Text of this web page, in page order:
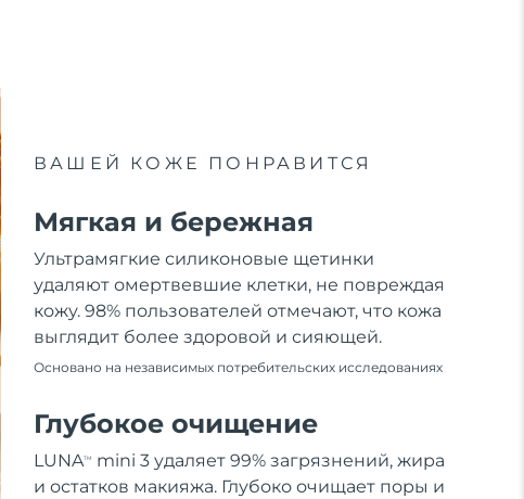
ВАШЕЙ КОЖЕ ПОНРАВИТСЯ
Мягкая и бережная
Ультрамягкие силиконовые щетинки
удаляют омертвевшие клетки, не повреждая
кожу. 98% пользователей отмечают, что кожа
выглядит более здоровой и сияющей.
Основано на независимых потребительских исследованиях
Глубокое очищение
LUNATM
mini 3 удаляет 99% загрязнений, жира
и остатков макияжа. Глубоко очищает поры и